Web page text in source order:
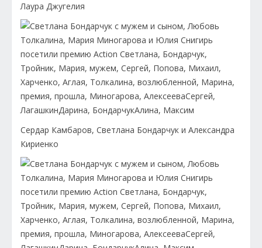
Лаура Джугелия
Сердар Камбаров, Светлана Бондарчук и Александра
Кириенко